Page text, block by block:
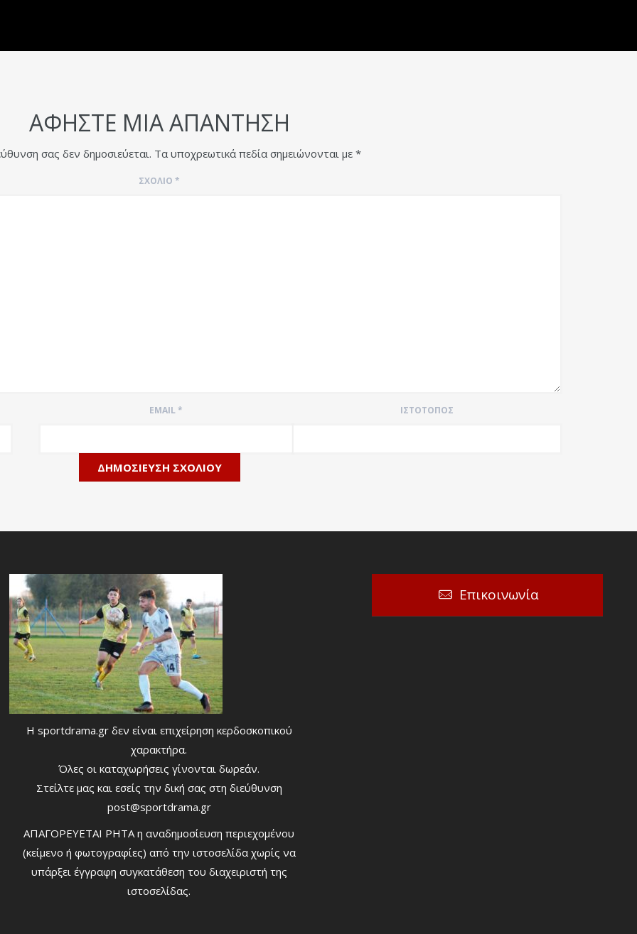
ΑΦΉΣΤΕ ΜΙΑ ΑΠΆΝΤΗΣΗ
σας δεν δημοσιεύεται. Τα υποχρεωτικά πεδία σημειώνονται με *
ΣΧΌΛΙΟ *
EMAIL* ΙΣΤΌΤΟΠΟΣ
Η sportdrama.gr δεν είναι επιχείρηση κερδοσκοπικού
χαρακτήρα.
Όλες οι καταχωρήσεις γίνονται δωρεάν.
Στείλτε μας και εσείς την δική σας στη διεύθυνση
post@sportdrama.gr
ΑΠΑΓΟΡΕΥΕΤΑΙ ΡΗΤΑ η αναδημοσίευση περιεχομένου
(κείμενο ή φωτογραφίες) από την ιστοσελίδα χωρίς να
υπάρξει έγγραφη συγκατάθεση του διαχειριστή της
ιστοσελίδας.
Επικοινωνία